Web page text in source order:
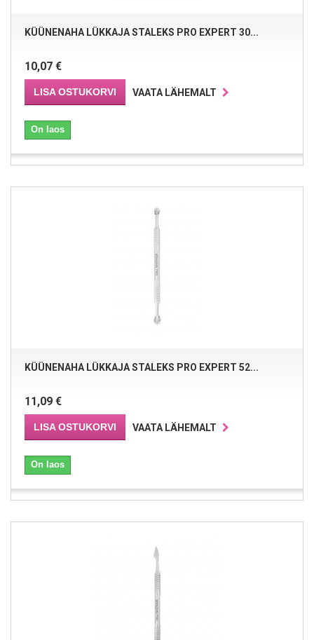
KÜÜNENAHA LÜKKAJA STALEKS PRO EXPERT 30...
10,07 €
LISA OSTUKORVI VAATA LÄHEMALT
On laos
KÜÜNENAHA LÜKKAJA STALEKS PRO EXPERT 52...
11,09 €
LISA OSTUKORVI VAATA LÄHEMALT
On laos